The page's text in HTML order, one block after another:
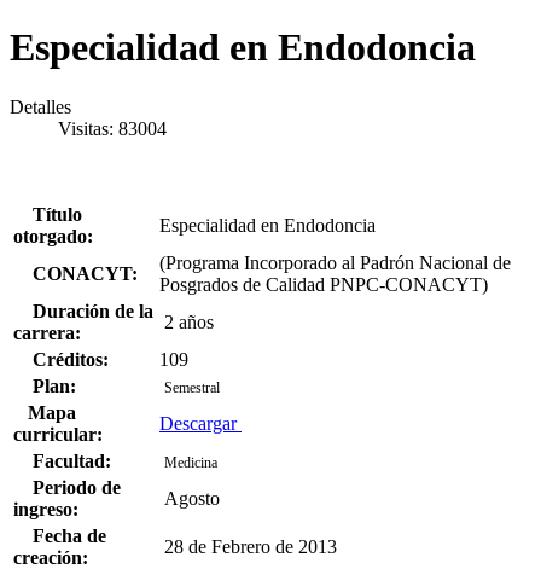
Especialidad en Endodoncia
Detalles
Visitas: 83004
Título
otorgado:
Especialidad en Endodoncia
CONACYT:
(Programa Incorporado al Padrón Nacional de
Posgrados de Calidad PNPC-CONACYT)
Duración de la
carrera:
2 años
Créditos:
109
Plan:
Semestral
Mapa
curricular:
Descargar
Facultad:
Medicina
Periodo de
ingreso:
Agosto
Fecha de
creación:
28 de Febrero de 2013